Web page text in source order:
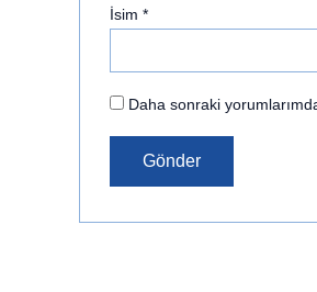
İsim *
Daha sonraki